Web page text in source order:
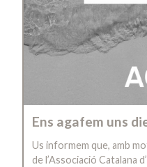
Ens agafem uns
Us informem que, amb
de l’Associació Catalana